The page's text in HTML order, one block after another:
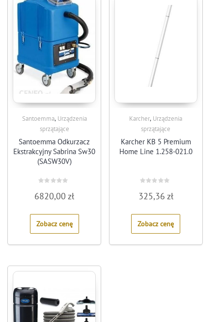
Santoemma, Urządzenia
sprzątające
Santoemma Odkurzacz
Ekstrakcyjny Sabrina Sw30
(SASW30V)
0
out
5
6820,00zł
Zobacz cenę
Karcher, Urządzenia
sprzątające
Karcher KB 5 Premium
Home Line 1.258-021.0
0
out
5
325,36 zł
Zobacz cenę